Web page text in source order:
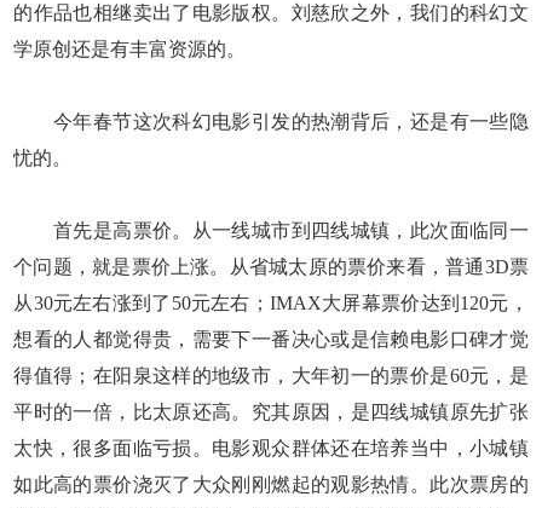
的作品也相继卖出了电影版权。刘慈欣之外，我们的科幻文
学原创还是有丰富资源的。
今年春节这次科幻电影引发的热潮背后，还是有一些隐
忧的。
首先是高票价。从一线城市到四线城镇，此次面临同一
个问题，就是票价上涨。从省城太原的票价来看，普通3D票
从30元左右涨到了50元左右；IMAX大屏幕票价达到120元，
想看的人都觉得贵，需要下一番决心或是信赖电影口碑才觉
得值得；在阳泉这样的地级市，大年初一的票价是60元，是
平时的一倍，比太原还高。究其原因，是四线城镇原先扩张
太快，很多面临亏损。电影观众群体还在培养当中，小城镇
如此高的票价浇灭了大众刚刚燃起的观影热情。此次票房的